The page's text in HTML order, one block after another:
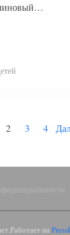
2 3 4
Работает на